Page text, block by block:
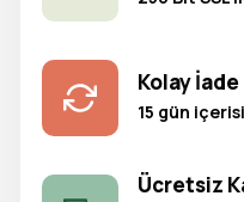
Kolay İade
15 gün
Ücretsiz